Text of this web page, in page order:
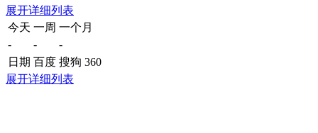
展开详细列表
今天 一周 一个月
-
-
-
日期 百度 搜狗 360
展开详细列表